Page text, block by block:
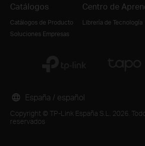
Catálogos
Catálogos de Producto
Soluciones Empresas
Centro de
Librería de Tecnología
Copyright © TP-Link España S.L. 2026.
reservados
España / español